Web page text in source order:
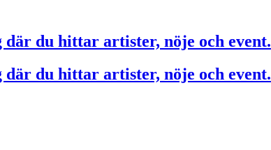
du hittar artister, nöje och event.
du hittar artister, nöje och event.